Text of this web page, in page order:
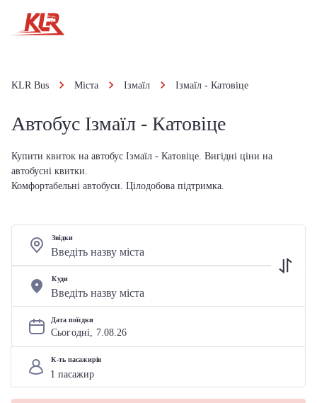
KLR Bus Міста Ізмаїл Ізмаїл - Катовіце
Автобус Ізмаїл - Катовіце
Купити квиток на автобус Ізмаїл - Катовіце. Вигідні ціни на
автобусні квитки.
Комфортабельні автобуси. Цілодобова підтримка.
Звідки
Куди
Дата поїздки
Сьогодні, 7.08.26
К-ть пасажирів